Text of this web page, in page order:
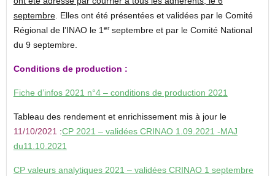
septembre. Elles ont été présentées et validées par le Comité
Régional de l’INAO le 1erseptembre et par le Comité National
du 9 septembre.
Conditions de production :
Fiche d’infos 2021 n°4 – conditions de production 2021
Tableau des rendement et enrichissement mis à jour le
11/10/2021 :CP 2021 – validées CRINAO 1.09.2021 -MAJ
du11.10.2021
CP valeurs analytiques 2021 – validées CRINAO 1 septembre